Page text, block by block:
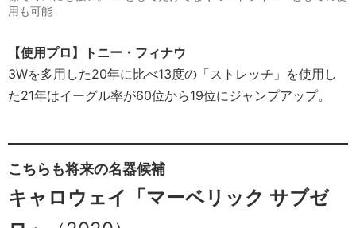
用も可能
【使用プロ】トニー・フィナウ
3Wを多用した20年に比べ13度の「ストレッチ」を使用し
た21年はイーグル率が60位から19位にジャンプアップ。
こちらも将来の名器候補
キャロウェイ「マーベリック サブゼ